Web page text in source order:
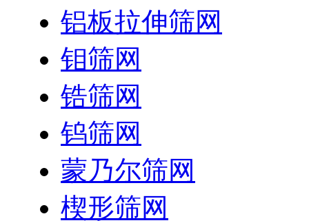
铝板拉伸筛网
钼筛网
锆筛网
钨筛网
蒙乃尔筛网
楔形筛网